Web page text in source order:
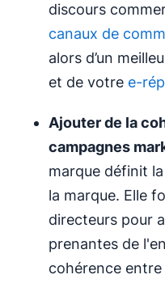
discours
canaux de
alors d’un
et de votre e-
Ajouter de la
campagnes
marque définit
la marque. Elle
directeurs pour
prenantes de
cohérence entre